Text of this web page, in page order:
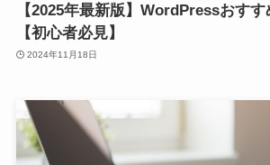
【2025年最新版】WordPressおす
【初心者必見】
2024年11月18日